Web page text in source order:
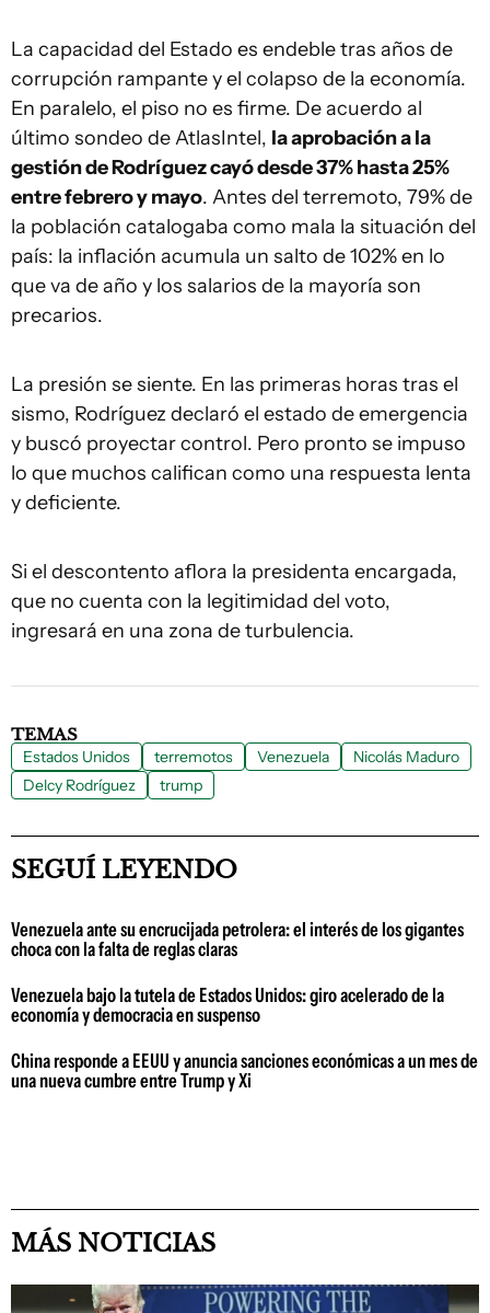
La capacidad del Estado es endeble tras años de
corrupción rampante y el colapso de la economía.
En paralelo, el piso no es firme. De acuerdo al
último sondeo de AtlasIntel, la aprobación a la
gestión de Rodríguez cayó desde 37% hasta 25%
entre febrero y mayo. Antes del terremoto, 79% de
la población catalogaba como mala la situación del
país: la inflación acumula un salto de 102% en lo
que va de año y los salarios de la mayoría son
precarios.
La presión se siente. En las primeras horas tras el
sismo, Rodríguez declaró el estado de emergencia
y buscó proyectar control. Pero pronto se impuso
lo que muchos califican como una respuesta lenta
y deficiente.
Si el descontento aflora la presidenta encargada,
que no cuenta con la legitimidad del voto,
ingresará en una zona de turbulencia.
TEMAS
Estados Unidos terremotos Venezuela
Nicolás Maduro
Delcy Rodríguez
trump
SEGUÍ LEYENDO
Venezuela ante su encrucijada petrolera: el interés de los gigantes
choca con la falta de reglas claras
Venezuela bajo la tutela de Estados Unidos: giro acelerado de la
economía y democracia en suspenso
China responde a EEUU y anuncia sanciones económicas a un mes de
una nueva cumbre entre Trump y Xi
MÁS NOTICIAS